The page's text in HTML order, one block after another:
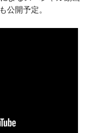
公開予定。